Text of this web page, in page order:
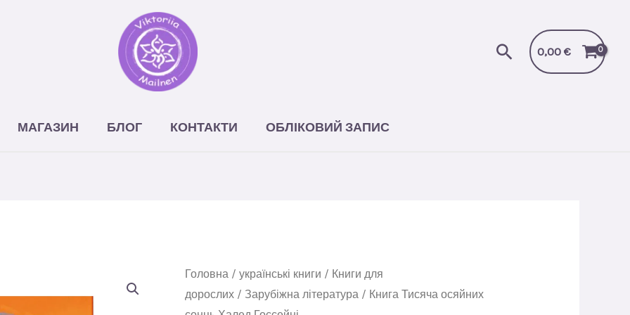
Пошук
0,00 €
МАГАЗИН БЛОГ КОНТАКТИ ОБЛІКОВИЙ ЗАПИС
Головна/ українські книги / Книги для
дорослих/ Зарубіжна література/ Книга Тисяча осяйних